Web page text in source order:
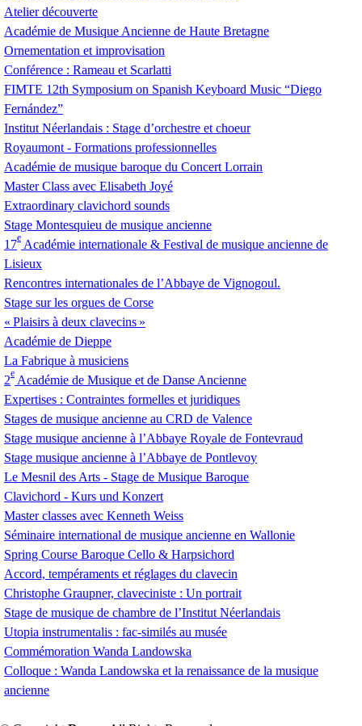
Atelier découverte
Académie de Musique Ancienne de Haute Bretagne
Ornementation et improvisation
Conférence : Rameau et Scarlatti
FIMTE 12th Symposium on Spanish Keyboard Music “Diego
Fernández”
Institut Néerlandais : Stage d’orchestre et choeur
Royaumont - Formations professionnelles
Académie de musique baroque du Concert Lorrain
Master Class avec Elisabeth Joyé
Extraordinary clavichord sounds
Stage Montesquieu de musique ancienne
17
e
Académie internationale & Festival de musique ancienne de
Lisieux
Rencontres internationales de l’Abbaye de Vignogoul.
Stage sur les orgues de Corse
« Plaisirs à deux clavecins »
Académie de Dieppe
La Fabrique à musiciens
2
e
Académie de Musique et de Danse Ancienne
Expertises : Contraintes formelles et juridiques
Stages de musique ancienne au CRD de Valence
Stage musique ancienne à l’Abbaye Royale de Fontevraud
Stage musique ancienne à l’Abbaye de Pontlevoy
Le Mesnil des Arts - Stage de Musique Baroque
Clavichord - Kurs und Konzert
Master classes avec Kenneth Weiss
Séminaire international de musique ancienne en Wallonie
Spring Course Baroque Cello & Harpsichord
Accord, tempéraments et réglages du clavecin
Christophe Graupner, claveciniste : Un portrait
Stage de musique de chambre de l’Institut Néerlandais
Utopia instrumentalis : fac-similés au musée
Commémoration Wanda Landowska
Colloque : Wanda Landowska et la renaissance de la musique
ancienne